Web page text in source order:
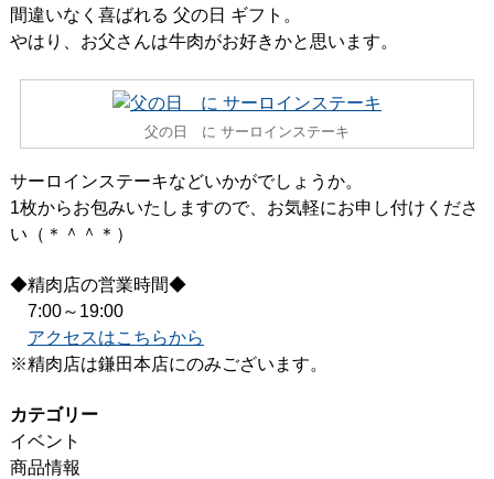
間違いなく喜ばれる 父の日 ギフト。
やはり、お父さんは牛肉がお好きかと思います。
父の日 に サーロインステーキ
サーロインステーキなどいかがでしょうか。
1枚からお包みいたしますので、お気軽にお申し付けくださ
い（＊＾＾＊）
◆精肉店の営業時間◆
7:00～19:00
アクセスはこちらから
※精肉店は鎌田本店にのみございます。
カテゴリー
イベント
商品情報